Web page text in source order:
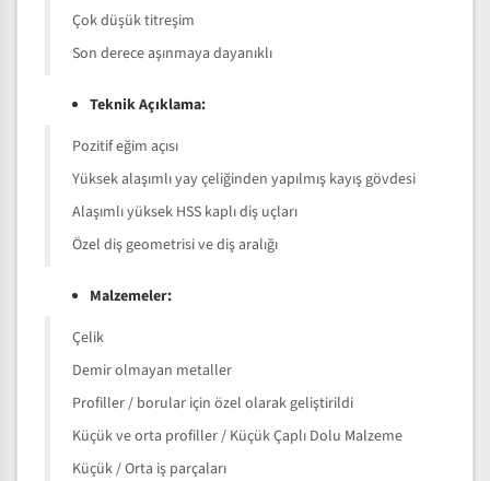
Çok düşük titreşim
Son derece aşınmaya dayanıklı
Teknik Açıklama:
Pozitif eğim açısı
Yüksek alaşımlı yay çeliğinden yapılmış kayış gövdesi
Alaşımlı yüksek HSS kaplı diş uçları
Özel diş geometrisi ve diş aralığı
Malzemeler:
Çelik
Demir olmayan metaller
Profiller / borular için özel olarak geliştirildi
Küçük ve orta profiller / Küçük Çaplı Dolu Malzeme
Küçük / Orta iş parçaları